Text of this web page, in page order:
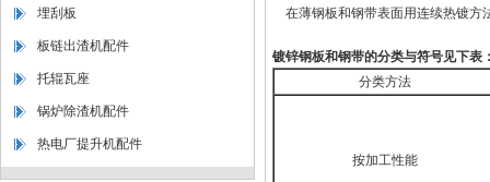
埋刮板
板链出渣机配件
托辊瓦座
锅炉除渣机配件
热电厂提升机配件
在薄钢板和钢带表面用连续热镀方
镀锌钢板和钢带的分类与符号见下表
分类方法
按加工性能